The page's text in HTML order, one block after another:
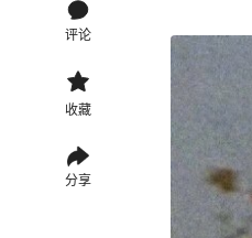
评论
收藏
分享